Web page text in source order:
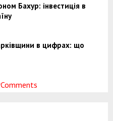
Бахур: інвестиція в
в цифрах: що